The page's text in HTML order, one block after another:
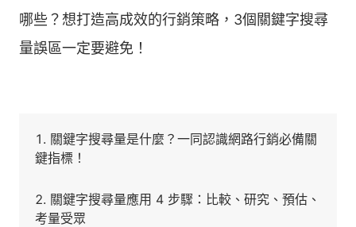
哪些？想打造高成效的行銷策略，3個關鍵字搜尋
量誤區一定要避免！
關鍵字搜尋量是什麼？一同認識網路行銷必備關
鍵指標！
關鍵字搜尋量應用 4 步驟：比較、研究、預估、
考量受眾